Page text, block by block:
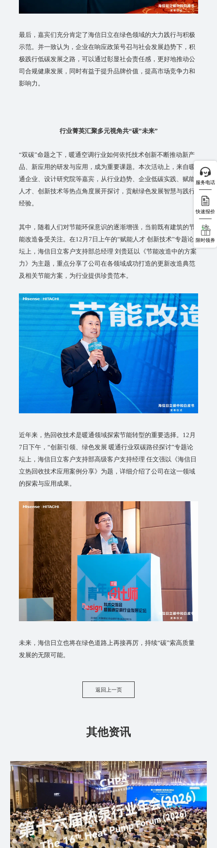
最后，嘉宾们充分肯定了海信日立在绿色领域的大力践行与积极
示范。并一致认为，企业在响应政策号召与社会发展趋势下，积
极践行低碳发展之路，可以通过彰显社会责任感，更好地推动公
司合规健康发展，同时有益于提升品牌价值，提高市场竞争力和
影响力。
行业菁英汇聚多元视角共“碳”未来”
“双碳”命题之下，暖通空调行业如何依托技术创新不断推动新产
品、新应用的研发与应用，成为重要课题。本次活动上，来自暖
通企业、设计研究院等嘉宾，从行业趋势、企业低碳实践、赋能
人才、创新技术等热点角度展开探讨，贡献绿色发展智慧与践行
经验。
其中，随着人们对节能环保意识的逐渐增强，当前既有建筑的节
能改造备受关注。在12月7日上午的“赋能人才 创新技术”专题论
坛上，海信日立客户支持部总经理 刘贵廷以《节能改造中的方案
力》为主题，重点分享了公司在各领域成功打造的更新改造典范
及相关节能方案，为行业提供珍贵范本。
近年来，热回收技术是暖通领域探索节能转型的重要选择。12月
7日下午，“创新引领、绿色发展 暖通行业双碳路径探讨”专题论
坛上，海信日立客户支持部高级客户支持经理 任文强以《海信日
立热回收技术应用案例分享》为题，详细介绍了公司在这一领域
的探索与应用成果。
未来，海信日立也将在绿色道路上再接再厉，持续“碳”索高质量
发展的无限可能。
返回上一页
其他资讯
服务电话
快速报价
限时领券